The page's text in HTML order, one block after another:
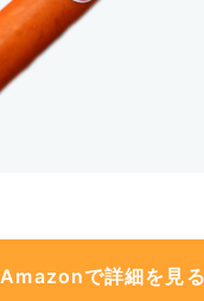
Amazonで詳細を見る